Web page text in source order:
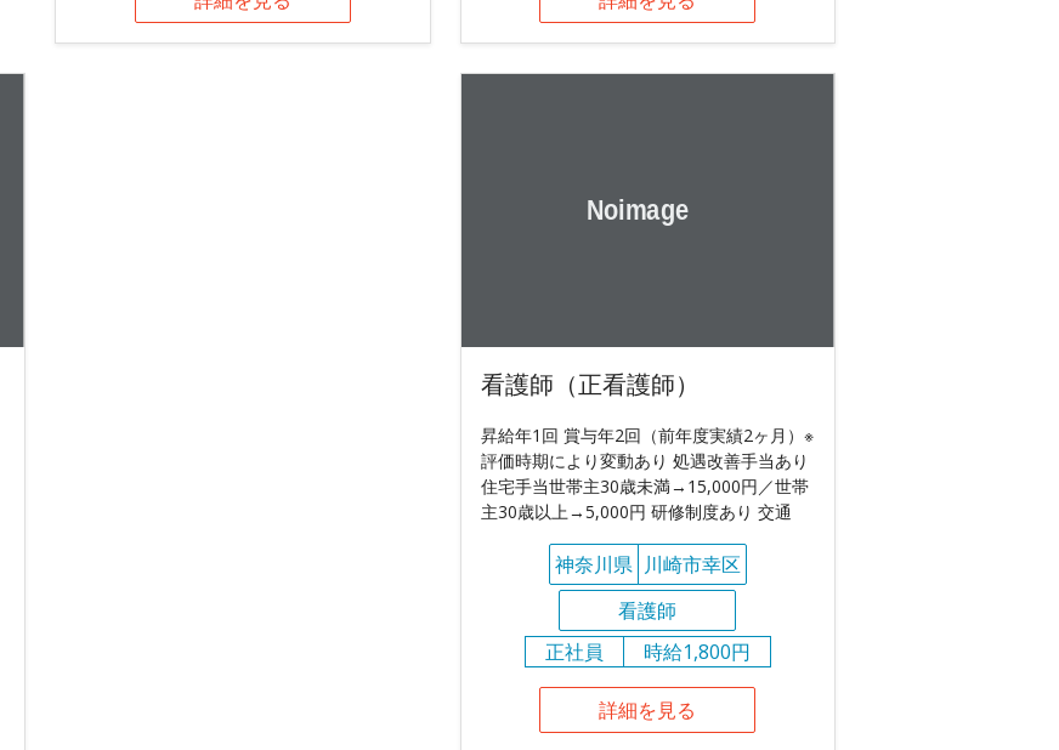
看護師（正看護師）
昇給年1回 賞与年2回（前年度実績2ヶ月）※
評価時期により変動あり 処遇改善手当あり
住宅手当世帯主30歳未満→15,000円／世帯
主30歳以上→5,000円 研修制度あり 交通
神奈川県 川崎市幸区
看護師
正社員
時給1,800円
詳細を見る